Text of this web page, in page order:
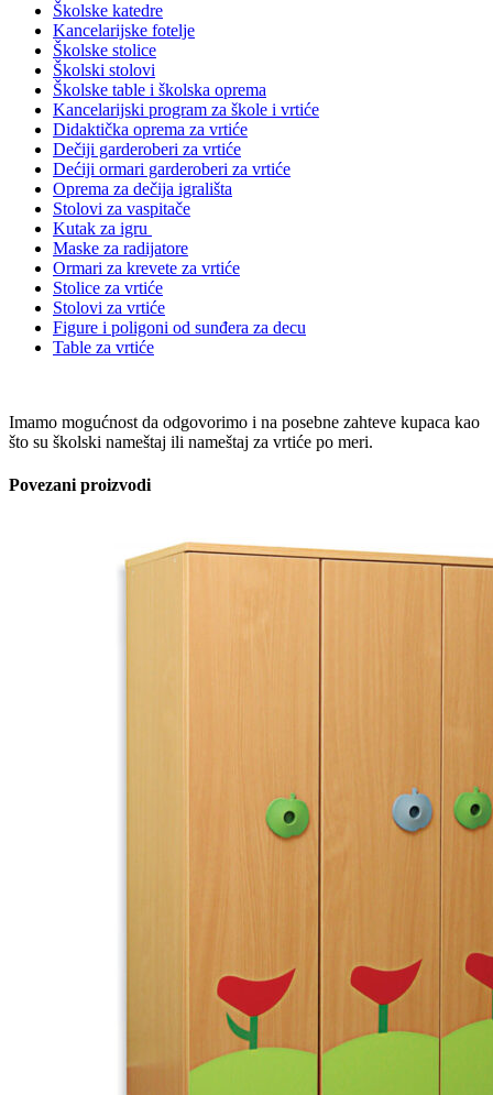
Školske katedre
Kancelarijske fotelje
Školske stolice
Školski stolovi
Školske table i školska oprema
Kancelarijski program za škole i vrtiće
Didaktička oprema za vrtiće
Dečiji garderoberi za vrtiće
Dećiji ormari garderoberi za vrtiće
Oprema za dečija igrališta
Stolovi za vaspitače
Kutak za igru
Maske za radijatore
Ormari za krevete za vrtiće
Stolice za vrtiće
Stolovi za vrtiće
Figure i poligoni od sunđera za decu
Table za vrtiće
Imamo mogućnost da odgovorimo i na posebne zahteve kupaca kao
što su školski nameštaj ili nameštaj za vrtiće po meri.
Povezani proizvodi